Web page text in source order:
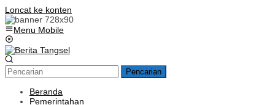
Loncat ke konten
Menu Mobile
Pencarian
Beranda
Pemerintahan